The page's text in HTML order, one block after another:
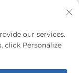
Equipment (Group)
our services.
click Personalize